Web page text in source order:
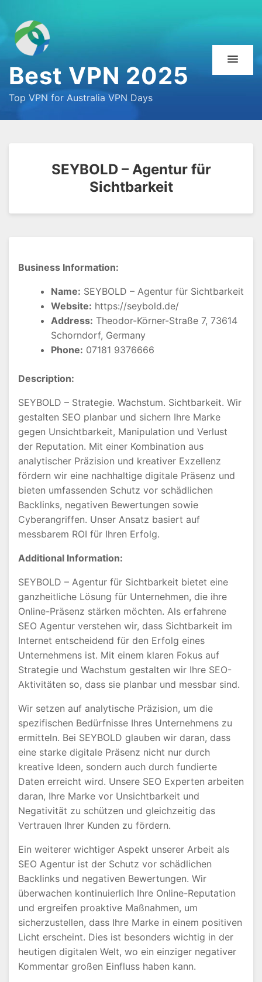
Best VPN 2025
Top VPN for Australia VPN Days
SEYBOLD – Agentur für
Sichtbarkeit
Business Information:
Name: SEYBOLD – Agentur für Sichtbarkeit
Website: https://seybold.de/
Address: Theodor-Körner-Straße 7, 73614
Schorndorf, Germany
Phone: 07181 9376666
Description:
SEYBOLD – Strategie. Wachstum. Sichtbarkeit. Wir
gestalten SEO planbar und sichern Ihre Marke
gegen Unsichtbarkeit, Manipulation und Verlust
der Reputation. Mit einer Kombination aus
analytischer Präzision und kreativer Exzellenz
fördern wir eine nachhaltige digitale Präsenz und
bieten umfassenden Schutz vor schädlichen
Backlinks, negativen Bewertungen sowie
Cyberangriffen. Unser Ansatz basiert auf
messbarem ROI für Ihren Erfolg.
Additional Information:
SEYBOLD – Agentur für Sichtbarkeit bietet eine
ganzheitliche Lösung für Unternehmen, die ihre
Online-Präsenz stärken möchten. Als erfahrene
SEO Agentur verstehen wir, dass Sichtbarkeit im
Internet entscheidend für den Erfolg eines
Unternehmens ist. Mit einem klaren Fokus auf
Strategie und Wachstum gestalten wir Ihre SEO-
Aktivitäten so, dass sie planbar und messbar sind.
Wir setzen auf analytische Präzision, um die
spezifischen Bedürfnisse Ihres Unternehmens zu
ermitteln. Bei SEYBOLD glauben wir daran, dass
eine starke digitale Präsenz nicht nur durch
kreative Ideen, sondern auch durch fundierte
Daten erreicht wird. Unsere SEO Experten arbeiten
daran, Ihre Marke vor Unsichtbarkeit und
Negativität zu schützen und gleichzeitig das
Vertrauen Ihrer Kunden zu fördern.
Ein weiterer wichtiger Aspekt unserer Arbeit als
SEO Agentur ist der Schutz vor schädlichen
Backlinks und negativen Bewertungen. Wir
überwachen kontinuierlich Ihre Online-Reputation
und ergreifen proaktive Maßnahmen, um
sicherzustellen, dass Ihre Marke in einem positiven
Licht erscheint. Dies ist besonders wichtig in der
heutigen digitalen Welt, wo ein einziger negativer
Kommentar großen Einfluss haben kann.